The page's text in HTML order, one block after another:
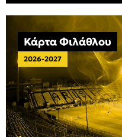
Κάρτα Φιλάθλου
2026-2027